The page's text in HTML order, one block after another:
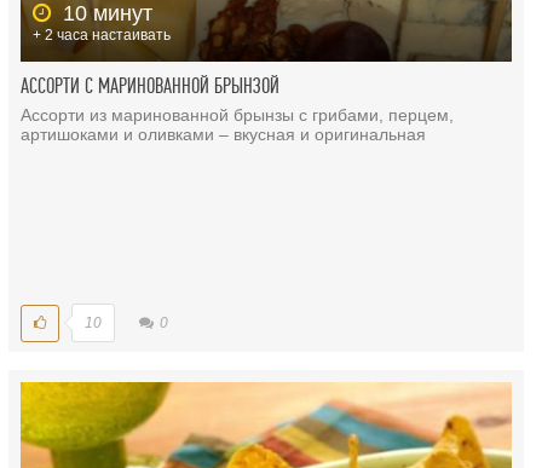
10 минут
+ 2 часа настаивать
АССОРТИ С МАРИНОВАННОЙ БРЫНЗОЙ
Ассорти из маринованной брынзы с грибами, перцем,
артишоками и оливками – вкусная и оригинальная
10 0